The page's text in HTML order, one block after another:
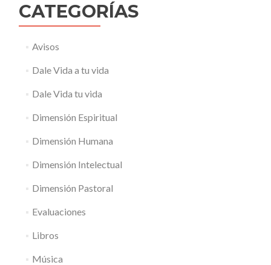
CATEGORÍAS
Avisos
Dale Vida a tu vida
Dale Vida tu vida
Dimensión Espiritual
Dimensión Humana
Dimensión Intelectual
Dimensión Pastoral
Evaluaciones
Libros
Música